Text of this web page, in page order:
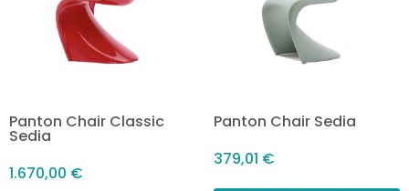
Panton Chair Classic
Sedia
1.670,00 €
Panton Chair Sedia
379,01 €